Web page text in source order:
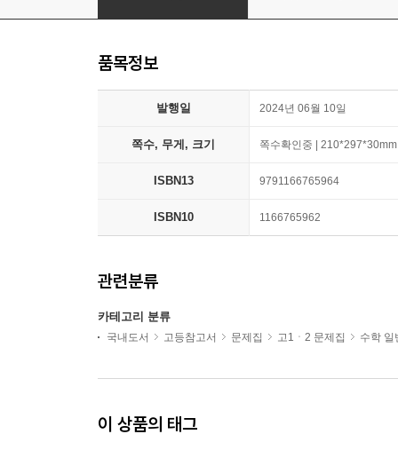
품목정보
발행일 2024년 06월 10일
쪽수, 무게, 크기 쪽수확인중 | 210*297*30mm
ISBN13 9791166765964
ISBN10 1166765962
관련분류
카테고리 분류
국내도서 고등참고서 문제집 고1ㆍ2 문제집 수학 일
이 상품의 태그